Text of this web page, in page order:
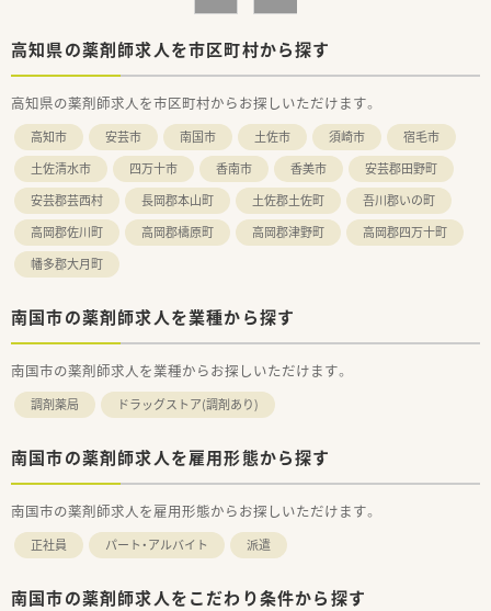
くさんです。
＜こんな方にもおススメ＞
■複数科目取扱いのある薬局をお探しの方
■高知県下で展開しているグループ企業で安定して長くお勤め
されたい方
等々…少しでも気になった方はお気軽にお問い合わせください！
■福岡県本社で全国に732店舗展開しています。
医療機関へのリース業から始まり、医療コンサルティングや医
「質の高い医療」を提供したいという想いから、患者様の情報
を10年以上前からDr.にフィードバックする文化が根付いており
ます。
■多彩なキャリアパス
公的機関の認定制度とは別に、社内の認定制度を設けており、
「がん」「腎臓」「小児」などの6つの分野へのスペシャリストを育
成しております。
薬剤師としての専門性を高める以外にも、薬局運営や薬局経
営、また人事、教育、経営コンサルなどご自身の志向に合わせた
■子育て支援企業
高い水準で子育てサポートに取り組んでいる企業として「プラ
チナくるみん」を認定を取得しています。
男性の育児休暇取得実績あり！
【看護休暇】小学校就学前の子を養育する方は、負傷・病気にな
【育児時間】生後満1歳に達しない新生児を育てる場合、1日2
回、1回30分の育児時間を取得できます。
です。
※勤務実績が10年超えている社員は、子が小学校３年終了す
る年の3月31日まで利用可能です。
■休暇制度や福利厚生面も充実
高知県の薬剤師求人を市区町村から探す
高知県の薬剤師求人を市区町村からお探しいただけます。
高知市 安芸市 南国市 土佐市 須崎市
宿毛市
土佐清水市
四万十市 香南市 香美市
安芸郡田野町
安芸郡芸西村
長岡郡本山町 土佐郡土佐町
吾川郡いの町
高岡郡佐川町
高岡郡檮原町 高岡郡津野町
高岡郡四万十町
幡多郡大月町
南国市の薬剤師求人を業種から探す
南国市の薬剤師求人を業種からお探しいただけます。
調剤薬局 ドラッグストア(調剤あり)
南国市の薬剤師求人を雇用形態から探す
南国市の薬剤師求人を雇用形態からお探しいただけます。
正社員 パート・アルバイト 派遣
南国市の薬剤師求人をこだわり条件から探す